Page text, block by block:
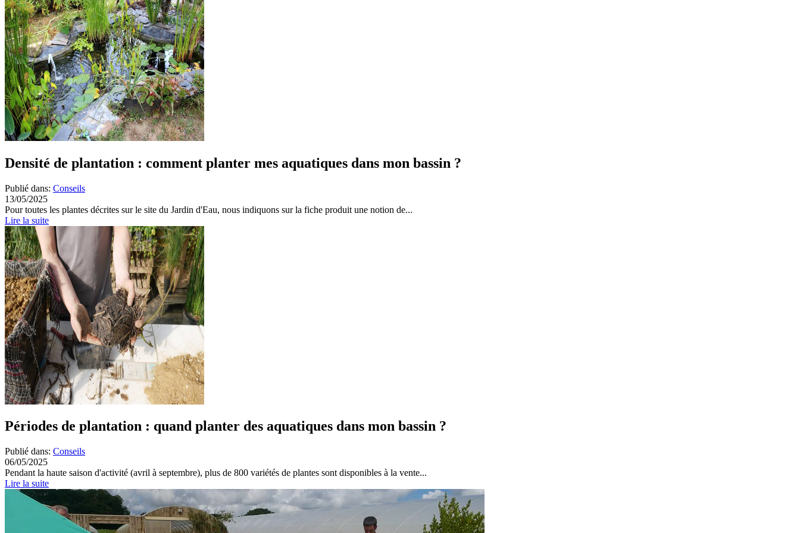
Densité de plantation : comment planter mes aquatiques dans mon bassin ?
Publié dans: Conseils
13/05/2025
Pour toutes les plantes décrites sur le site du Jardin d'Eau, nous indiquons sur la fiche produit une notion de...
Lire la suite
Périodes de plantation : quand planter des aquatiques dans mon bassin ?
Publié dans: Conseils
06/05/2025
Pendant la haute saison d'activité (avril à septembre), plus de 800 variétés de plantes sont disponibles à la vente...
Lire la suite